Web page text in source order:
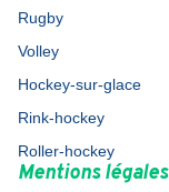
Rugby
Volley
Hockey-sur-glace
Rink-hockey
Roller-hockey
Mentions légales